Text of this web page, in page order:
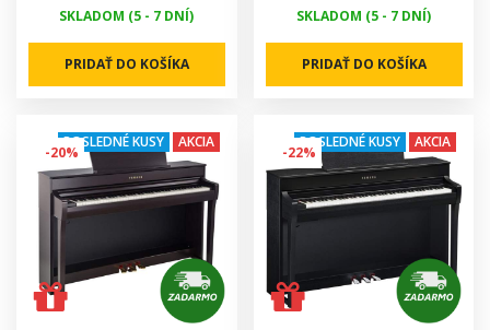
SKLADOM (5 - 7 DNÍ)
PRIDAŤ DO KOŠÍKA
SKLADOM (5 - 7 DNÍ)
PRIDAŤ DO KOŠÍKA
-20%
POSLEDNÉ KUSY AKCIA
-22%
POSLEDNÉ KUSY AKCIA